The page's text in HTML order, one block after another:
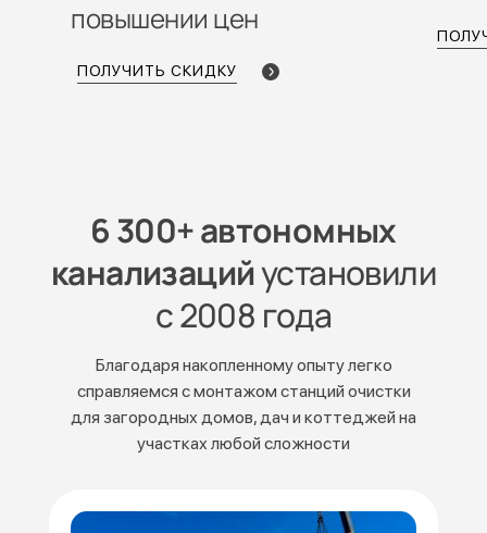
повышении цен
ПОЛУЧИТЬ СКИДКУ
6 300+ автономных
канализацийустановили
с 2008 года
Благодаря накопленному опыту легко
справляемся с монтажом станций очистки
для загородных домов, дач и коттеджей на
участках любой сложности